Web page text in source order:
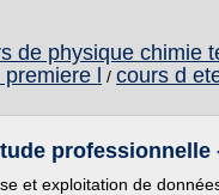
de physique chimie
l / cours d
professionnelle
et exploitation de